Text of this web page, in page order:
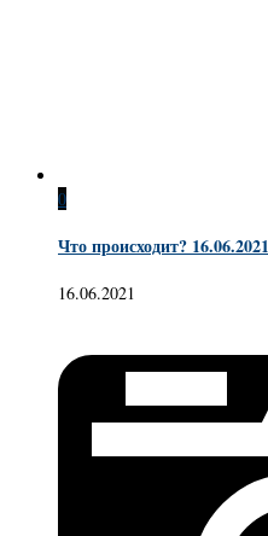
0
Что происходит? 16.06.2021
16.06.2021